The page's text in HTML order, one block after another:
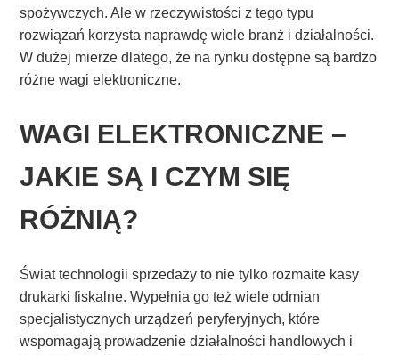
spożywczych. Ale w rzeczywistości z tego typu
rozwiązań korzysta naprawdę wiele branż i działalności.
W dużej mierze dlatego, że na rynku dostępne są bardzo
różne wagi elektroniczne.
WAGI ELEKTRONICZNE –
JAKIE SĄ I CZYM SIĘ
RÓŻNIĄ?
Świat technologii sprzedaży to nie tylko rozmaite kasy
drukarki fiskalne. Wypełnia go też wiele odmian
specjalistycznych urządzeń peryferyjnych, które
wspomagają prowadzenie działalności handlowych i